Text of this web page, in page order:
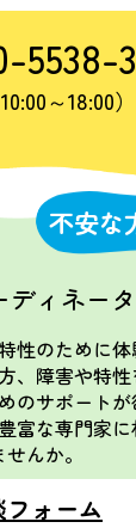
5538-
～18:00）
不安な
ディネー
性のために
、障害や特
のサポートが
富な専門家
せんか。
ォーム